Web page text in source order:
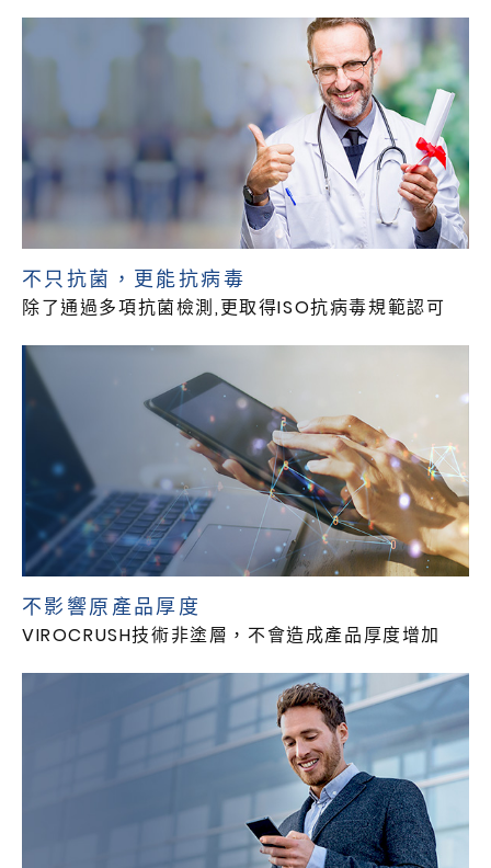
不只抗菌，更能抗病毒
除了通過多項抗菌檢測,更取得ISO抗病毒規範認可
不影響原產品厚度
VIROCRUSH技術非塗層，不會造成產品厚度增加